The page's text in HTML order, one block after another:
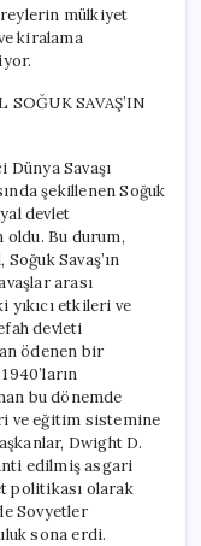
mülkiyet
kiralama
SAVAŞ’IN
Savaşı
şekillenen Soğuk
devlet
oldu. Bu durum,
Savaş’ın
arası
etkileri ve
devleti
ödenen bir
bu dönemde
ve eğitim sistemine
Dwight D.
edilmiş asgari
politikası olarak
Sovyetler
sona erdi.